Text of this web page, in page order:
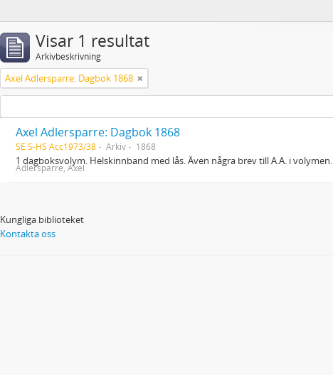
Visar 1 resultat
Arkivbeskrivning
Axel Adlersparre: Dagbok 1868
Axel Adlersparre: Dagbok 1868
SE S-HS Acc1973/38 Arkiv 1868
1 dagboksvolym. Helskinnband med lås. Även några brev till A.A. i volymen.
Adlersparre, Axel
Kungliga biblioteket
Kontakta oss